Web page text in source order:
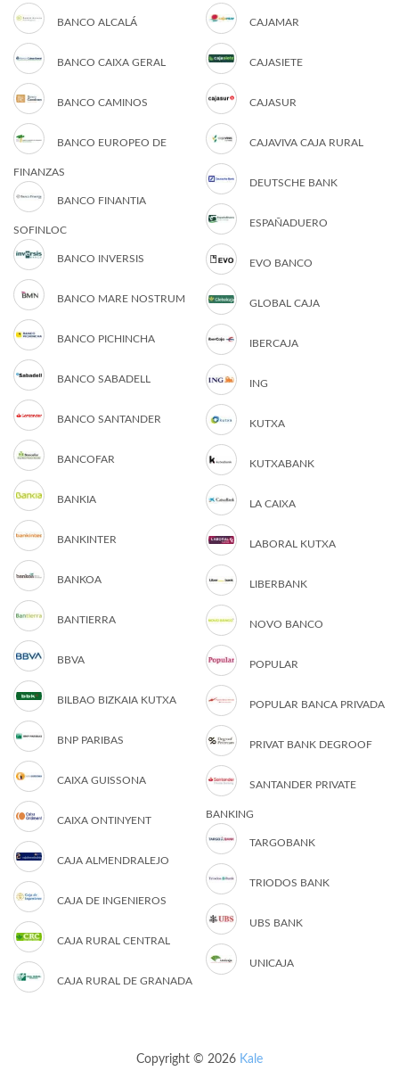
BANCO ALCALÁ
BANCO CAIXA GERAL
BANCO CAMINOS
BANCO EUROPEO DE
FINANZAS
BANCO FINANTIA
SOFINLOC
BANCO INVERSIS
BANCO MARE NOSTRUM
BANCO PICHINCHA
BANCO SABADELL
BANCO SANTANDER
BANCOFAR
BANKIA
BANKINTER
BANKOA
BANTIERRA
BBVA
BILBAO BIZKAIA KUTXA
BNP PARIBAS
CAIXA GUISSONA
CAIXA ONTINYENT
CAJA ALMENDRALEJO
CAJA DE INGENIEROS
CAJA RURAL CENTRAL
CAJA RURAL DE GRANADA
CAJAMAR
CAJASIETE
CAJASUR
CAJAVIVA CAJA RURAL
DEUTSCHE BANK
ESPAÑADUERO
EVO BANCO
GLOBAL CAJA
IBERCAJA
ING
KUTXA
KUTXABANK
LA CAIXA
LABORAL KUTXA
LIBERBANK
NOVO BANCO
POPULAR
POPULAR BANCA PRIVADA
PRIVAT BANK DEGROOF
SANTANDER PRIVATE
BANKING
TARGOBANK
TRIODOS BANK
UBS BANK
UNICAJA
Copyright © 2026 Kale